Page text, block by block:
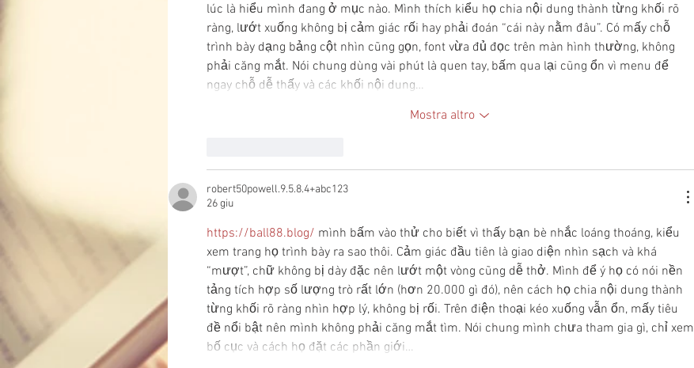
lúc là hiểu mình đang ở mục nào. Mình thích kiểu họ chia nội dung thành từng khối rõ
ràng, lướt xuống không bị cảm giác rối hay phải đoán “cái này nằm đâu”. Có mấy chỗ
trình bày dạng bảng cột nhìn cũng gọn, font vừa đủ đọc trên màn hình thường, không
phải căng mắt. Nói chung dùng vài phút là quen tay, bấm qua lại cũng ổn vì menu để
ngay chỗ dễ thấy và các khối nội dung…
Mostra altro
robert50powell.9.5.8.4+abc123
26 giu
https://ball88.blog/ mình bấm vào thử cho biết vì thấy bạn bè nhắc loáng thoáng, kiểu
xem trang họ trình bày ra sao thôi. Cảm giác đầu tiên là giao diện nhìn sạch và khá
“mượt”, chữ không bị dày đặc nên lướt một vòng cũng dễ thở. Mình để ý họ có nói nền
tảng tích hợp số lượng trò rất lớn (hơn 20.000 gì đó), nên cách họ chia nội dung thành
từng khối rõ ràng nhìn hợp lý, không bị rối. Trên điện thoại kéo xuống vẫn ổn, mấy tiêu
đề nổi bật nên mình không phải căng mắt tìm. Nói chung mình chưa tham gia gì, chỉ xem
bố cục và cách họ đặt các phần giới…